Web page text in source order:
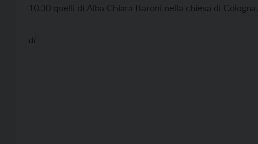
10.30 quelli di Alba Chiara Baroni nella chiesa di Cologna.
di